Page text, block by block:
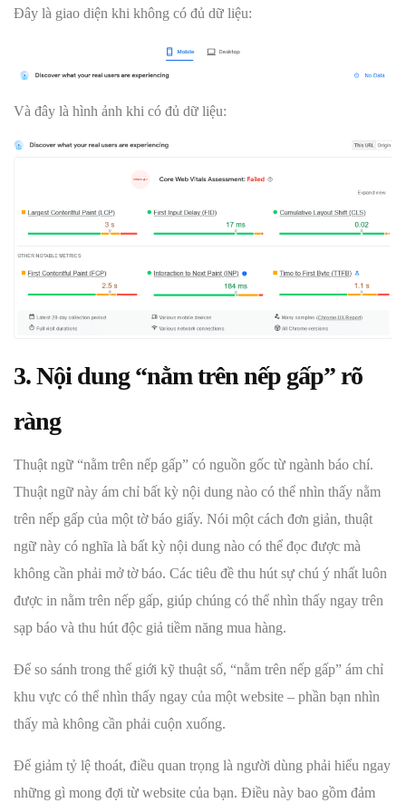
Đây là giao diện khi không có đủ dữ liệu:
Và đây là hình ảnh khi có đủ dữ liệu:
3. Nội dung “nằm trên nếp gấp” rõ
ràng
Thuật ngữ “nằm trên nếp gấp” có nguồn gốc từ ngành báo chí.
Thuật ngữ này ám chỉ bất kỳ nội dung nào có thể nhìn thấy nằm
trên nếp gấp của một tờ báo giấy. Nói một cách đơn giản, thuật
ngữ này có nghĩa là bất kỳ nội dung nào có thể đọc được mà
không cần phải mở tờ báo. Các tiêu đề thu hút sự chú ý nhất luôn
được in nằm trên nếp gấp, giúp chúng có thể nhìn thấy ngay trên
sạp báo và thu hút độc giả tiềm năng mua hàng.
Để so sánh trong thế giới kỹ thuật số, “nằm trên nếp gấp” ám chỉ
khu vực có thể nhìn thấy ngay của một website – phần bạn nhìn
thấy mà không cần phải cuộn xuống.
Để giảm tỷ lệ thoát, điều quan trọng là người dùng phải hiểu ngay
những gì mong đợi từ website của bạn. Điều này bao gồm đảm